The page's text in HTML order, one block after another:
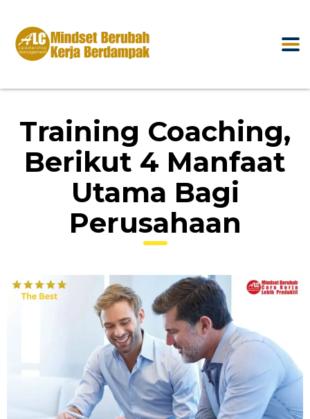
Training Coaching,
Berikut 4 Manfaat
Utama Bagi
Perusahaan